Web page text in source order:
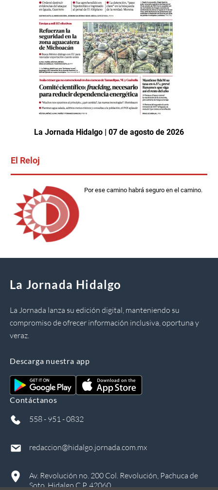
La Jornada Hidalgo | 07 de agosto de 2026
El Reloj
Por ese camino habrá seguro en el camino.
La Jornada Hidalgo
La Jornada lanza su edición digital, manteniendo su
compromiso de ofrecer información inclusiva, oportuna y
veraz.
Descarga nuestra app
Contáctanos
558 - 951 - 0832
redaccion@hidalgo.jornada.com.mx
Av. Revolución no. 200 Col. Revolución, Pachuca de
Soto, Hidalgo C.P. 42060